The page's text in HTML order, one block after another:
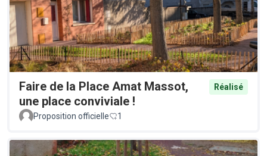
Faire de la Place Amat Massot,
une place conviviale !
Réalisé
Proposition officielle 1